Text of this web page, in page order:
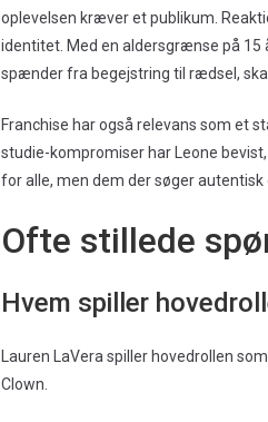
oplevelsen kræver et publikum.
identitet. Med en aldersgrænse på
spænder fra begejstring til rædsel,
Franchise har også relevans som et
studie-kompromiser har Leone
for alle, men dem der søger
Ofte stillede
Hvem spiller
Lauren LaVera spiller hovedrollen
Clown.